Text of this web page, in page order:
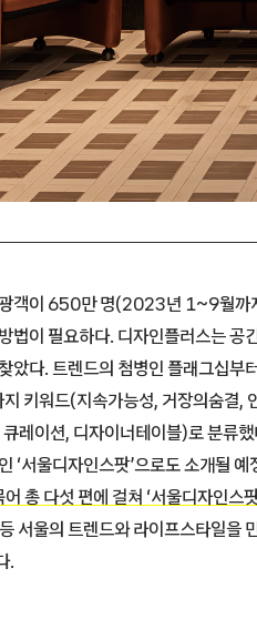
객이 650만 명(2023년 1~9월까
법이 필요하다. 디자인플러스는 공
았다. 트렌드의 첨병인 플래그십부
키워드(지속가능성, 거장의숨결,
레이션, 디자이너테이블)로 분류
‘서울디자인스팟’으로도 소개될 예
총 다섯 편에 걸쳐 ‘서울디자인스
서울의 트렌드와 라이프스타일
.